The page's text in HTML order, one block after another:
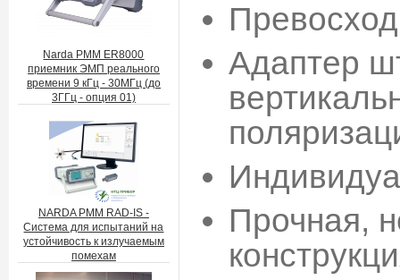
Narda PMM ER8000
приемник ЭМП реального
времени 9 кГц - 30МГц (до
3ГГц - опция 01)
NARDA PMM RAD-IS -
Система для испытаний на
устойчивость к излучаемым
помехам
Адаптер
Прочная,